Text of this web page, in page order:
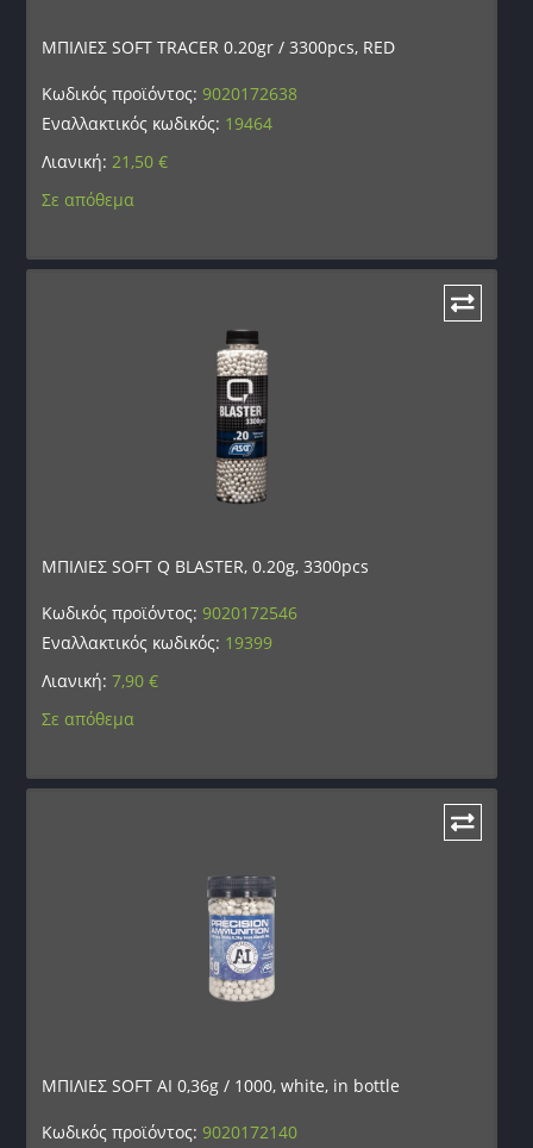
ΜΠΙΛΙΕΣ SOFT TRACER 0.20gr / 3300pcs, RED
Κωδικός προϊόντος:9020172638
Εναλλακτικός κωδικός: 19464
Λιανική: 21,50€
Σε απόθεμα
ΜΠΙΛΙΕΣ SOFT Q BLASTER, 0.20g, 3300pcs
Κωδικός προϊόντος:9020172546
Εναλλακτικός κωδικός: 19399
Λιανική:7,90€
Σε απόθεμα
ΜΠΙΛΙΕΣ SOFT AI 0,36g / 1000, white, in bottle
Κωδικός προϊόντος:9020172140